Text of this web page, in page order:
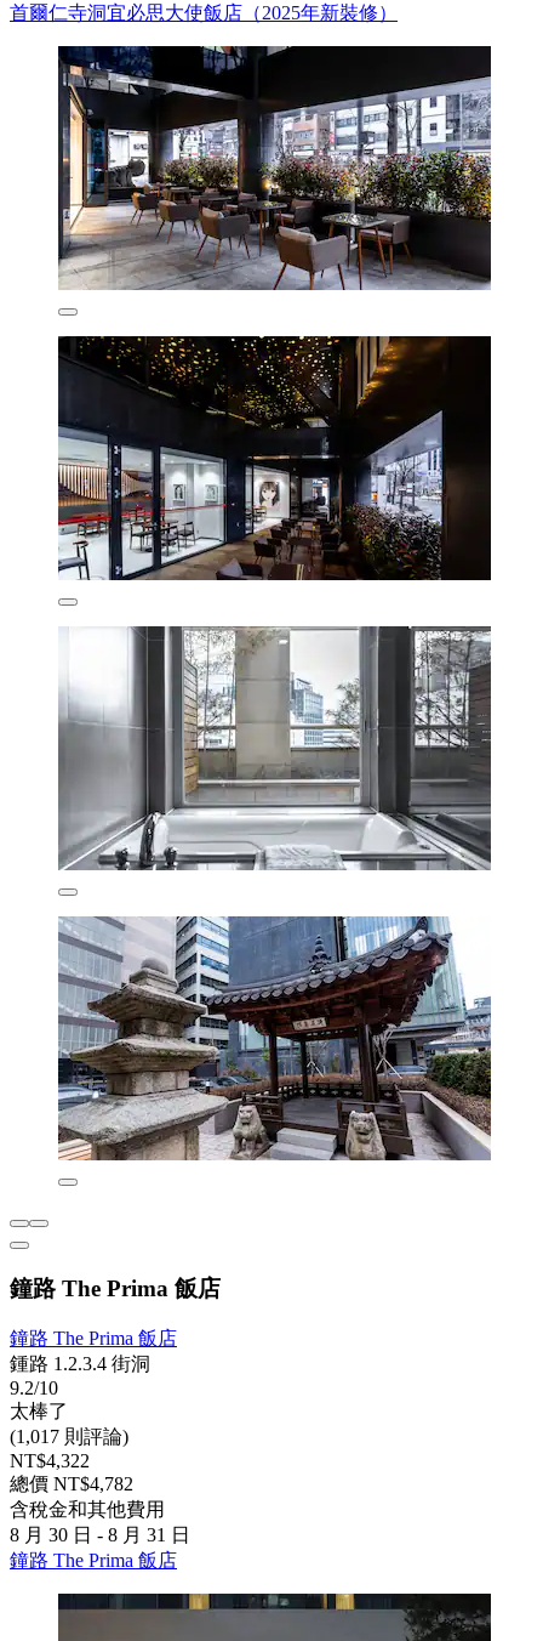
首爾仁寺洞宜必思大使飯店（2025年新裝修）
鐘路 The Prima 飯店
鐘路 The Prima 飯店
鍾路 1.2.3.4 街洞
9.2/10
太棒了
(1,017 則評論)
NT$4,322
總價 NT$4,782
含稅金和其他費用
8 月 30 日 - 8 月 31 日
鐘路 The Prima 飯店